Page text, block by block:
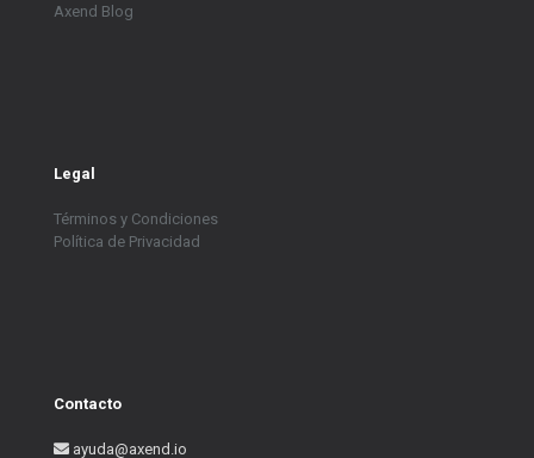
Axend Blog
Legal
Términos y Condiciones
Política de Privacidad
Contacto
ayuda@axend.io